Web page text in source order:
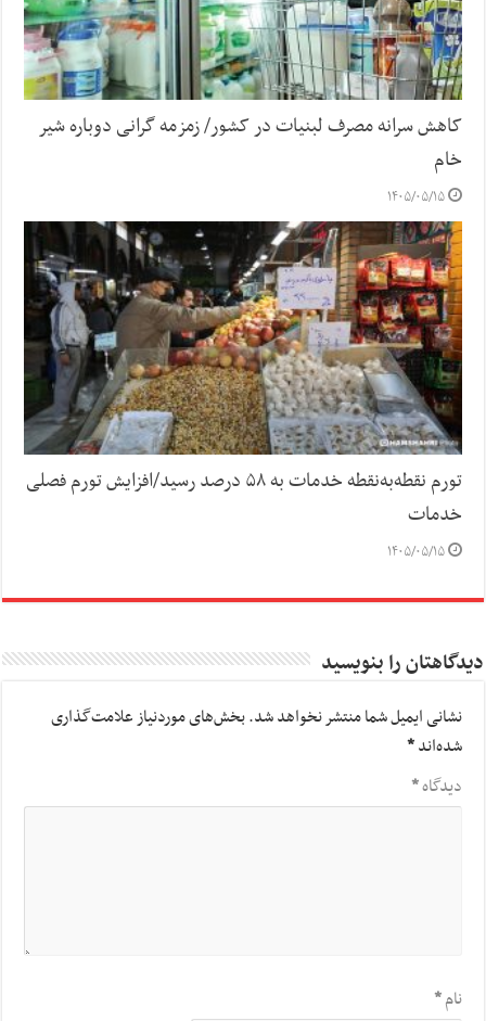
کاهش سرانه مصرف لبنیات در کشور/ زمزمه گرانی دوباره شیر
خام
۱۴۰۵/۰۵/۱۵
تورم نقطه‌به‌نقطه خدمات به ۵۸ درصد رسید/افزایش تورم فصلی
خدمات
۱۴۰۵/۰۵/۱۵
دیدگاهتان را بنویسید
نشانی ایمیل شما منتشر نخواهد شد.بخش‌های موردنیاز علامت‌گذاری
شده‌اند*
دیدگاه*
نام*